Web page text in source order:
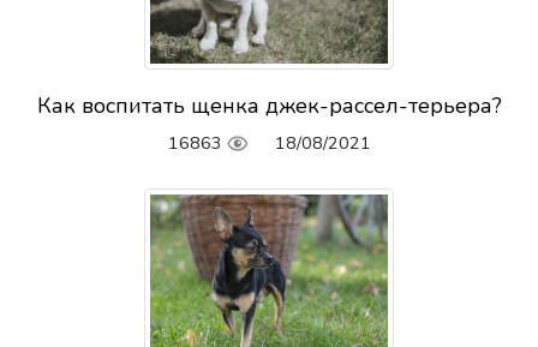
Как воспитать щенка джек-рассел-терьера?
16863 18/08/2021